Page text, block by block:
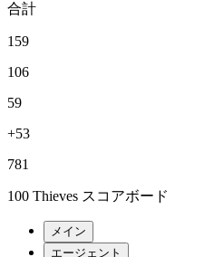
合計
159
106
59
+53
781
100 Thieves スコアボード
メイン
エージェント